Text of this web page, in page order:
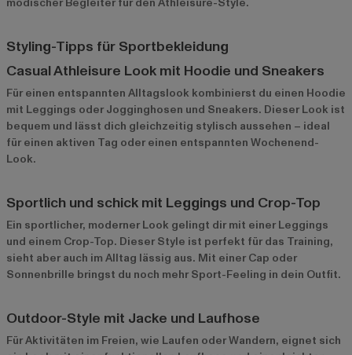
Styling-Tipps für Sportbekleidung
Casual Athleisure Look mit Hoodie und Sneakers
Für einen entspannten Alltagslook kombinierst du einen Hoodie
mit Leggings oder Jogginghosen und Sneakers. Dieser Look ist
bequem und lässt dich gleichzeitig stylisch aussehen – ideal
für einen aktiven Tag oder einen entspannten Wochenend-
Look.
Sportlich und schick mit Leggings und Crop-Top
Ein sportlicher, moderner Look gelingt dir mit einer Leggings
und einem Crop-Top. Dieser Style ist perfekt für das Training,
sieht aber auch im Alltag lässig aus. Mit einer Cap oder
Sonnenbrille bringst du noch mehr Sport-Feeling in dein Outfit.
Outdoor-Style mit Jacke und Laufhose
Für Aktivitäten im Freien, wie Laufen oder Wandern, eignet sich